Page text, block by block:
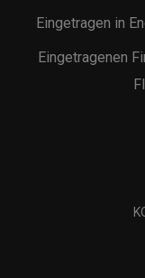
Eingetragen in
Eingetragenen